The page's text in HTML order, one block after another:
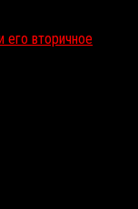
вторичное